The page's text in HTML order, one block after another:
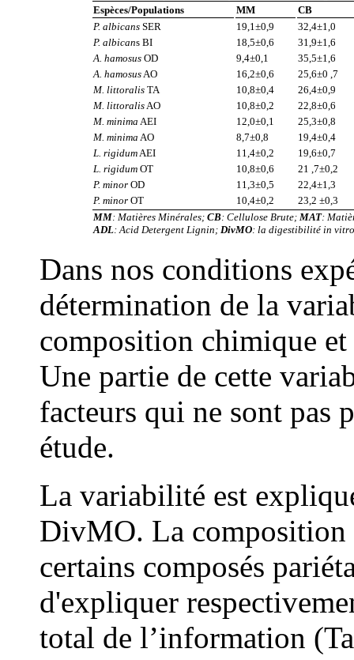
Espèces/Populations
MM
CB
P. albicans SER 19,1±0,9
32,4±1,0
P. albicans BI 18,5±0,6
31,9±1,6
A. hamosus OD 9,4±0,1
35,5±1,6
A. hamosus AO 16,2±0,6
25,6±0 ,7
M. littoralis TA 10,8±0,4
26,4±0,9
M. littoralis AO 10,8±0,2
22,8±0,6
M. minima AEI 12,0±0,1
25,3±0,8
M. minima AO 8,7±0,8
19,4±0,4
L. rigidum AEI 11,4±0,2
19,6±0,7
L. rigidum OT 10,8±0,6
21 ,7±0,2
P. minor OD 11,3±0,5
22,4±1,3
P. minor OT 10,4±0,2
23,2 ±0,3
MM: Matières Minérales; CB: Cellulose Brute; MAT:
ADL: Acid Detergent Lignin; DivMO: la digestibilité in
Dans nos conditions
détermination de la
composition chimique
Une partie de cette
facteurs qui ne sont pas
étude.
La variabilité est
DivMO. La
certains composés
d'expliquer
total de l’information